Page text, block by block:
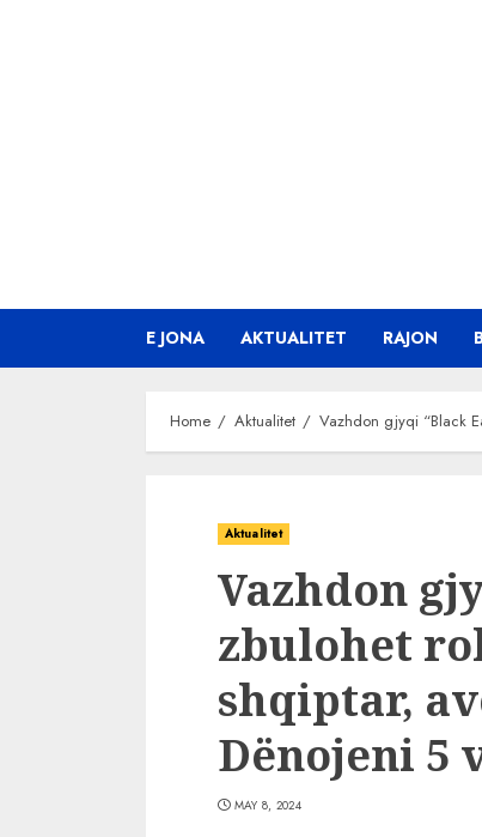
E JONA AKTUALITET RAJON
Home Aktualitet Vazhdon gjyqi “Black
Aktualitet
Vazhdon
zbulohet
shqiptar,
Dënojeni 5
MAY 8, 2024